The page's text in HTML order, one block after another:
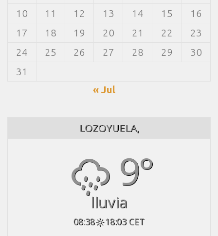
10
11 12 13 14 15
16
17
18 19 20 21 22
23
24
25 26 27 28 29
30
31
« Jul
LOZOYUELA,
9°
lluvia
08:38 18:03 CET